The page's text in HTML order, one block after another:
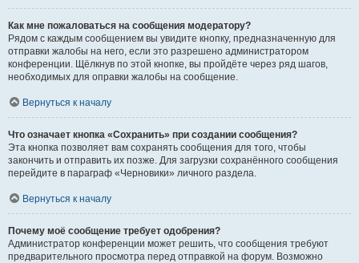
Как мне пожаловаться на сообщения модератору?
Рядом с каждым сообщением вы увидите кнопку, предназначенную для
отправки жалобы на него, если это разрешено администратором
конференции. Щёлкнув по этой кнопке, вы пройдёте через ряд шагов,
необходимых для оправки жалобы на сообщение.
Вернуться к началу
Что означает кнопка «Сохранить» при создании сообщения?
Эта кнопка позволяет вам сохранять сообщения для того, чтобы
закончить и отправить их позже. Для загрузки сохранённого сообщения
перейдите в параграф «Черновики» личного раздела.
Вернуться к началу
Почему моё сообщение требует одобрения?
Администратор конференции может решить, что сообщения требуют
предварительного просмотра перед отправкой на форум. Возможно